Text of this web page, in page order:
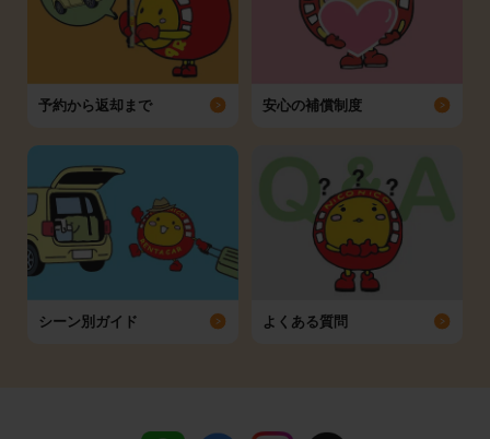
予約から返却まで 安心の補償制度
シーン別ガイド よくある質問